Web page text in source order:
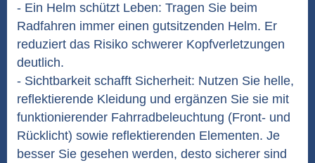
- Ein Helm schützt Leben: Tragen Sie beim
Radfahren immer einen gutsitzenden Helm. Er
reduziert das Risiko schwerer Kopfverletzungen
deutlich.
- Sichtbarkeit schafft Sicherheit: Nutzen Sie helle,
reflektierende Kleidung und ergänzen Sie sie mit
funktionierender Fahrradbeleuchtung (Front- und
Rücklicht) sowie reflektierenden Elementen. Je
besser Sie gesehen werden, desto sicherer sind